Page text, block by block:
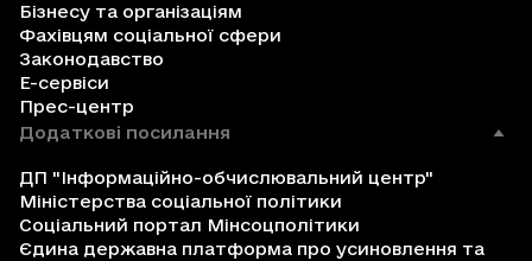
Бізнесу та організаціям
Фахівцям соціальної сфери
Законодавство
Е-сервіси
Прес-центр
Додаткові посилання
ДП "Інформаційно-обчислювальний центр"
Міністерства соціальної політики
Соціальний портал Мінсоцполітики
Єдина державна платформа про усиновлення та